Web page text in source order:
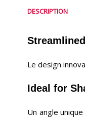
DESCRIPTION
Streamlined
Le design
Ideal for
Un angle